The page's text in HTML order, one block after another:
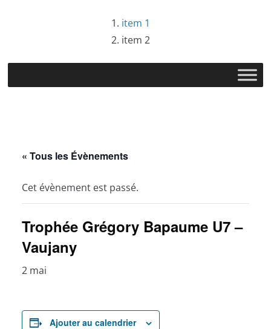
item 1
item 2
« Tous les Évènements
Cet évènement est passé.
Trophée Grégory Bapaume U7 –
Vaujany
2 mai
Ajouter au calendrier